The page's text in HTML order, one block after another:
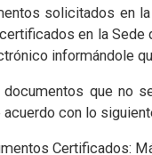
solicitados en
en la Sede
informándole
documentos que no
acuerdo con lo
Certificados: